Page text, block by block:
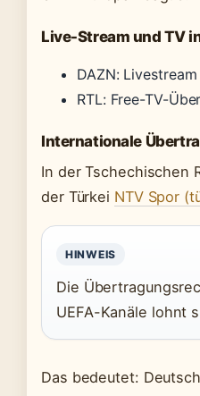
Live-Stream und TV
DAZN:
RTL: Free-TV-
Internationale
In der Tschechischen
der Türkei NTV Spor
HINWEIS
Die
UEFA-Kanäle lohnt
Das bedeutet: